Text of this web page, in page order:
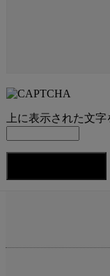
上に表示された文